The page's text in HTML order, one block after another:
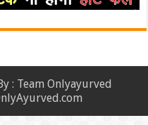
: Team Onlyayurved